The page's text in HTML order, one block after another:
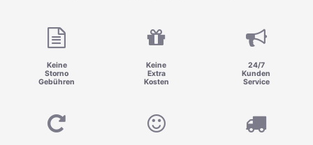
Keine
Storno
Gebühren
Keine
Extra
Kosten
24/7
Kunden
Service